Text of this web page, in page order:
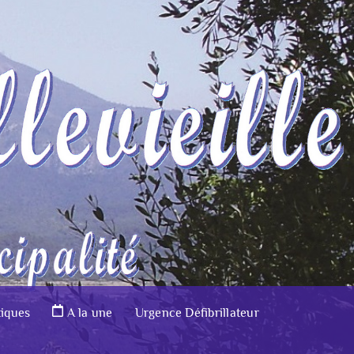
A la une Urgence Défibrillateur